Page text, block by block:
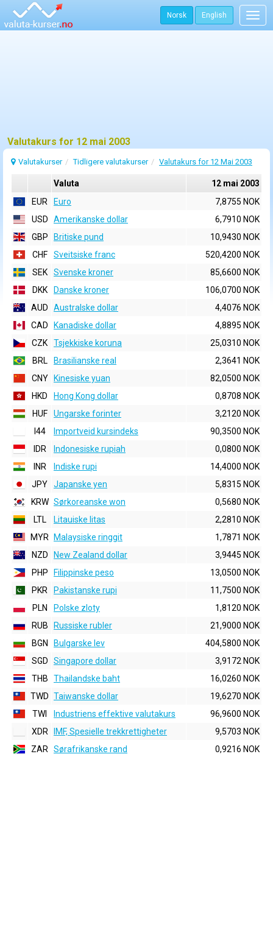
Norsk English
Valutakurs for 12 mai 2003
Valutakurser Tidligere valutakurser Valutakurs for 12 Mai 2003
Valuta
12 mai 2003
EUR
Euro
7,8755 NOK
USD
Amerikanske dollar
6,7910 NOK
GBP
Britiske pund
10,9430 NOK
CHF
Sveitsiske franc
520,4200 NOK
SEK
Svenske kroner
85,6600 NOK
DKK
Danske kroner
106,0700 NOK
AUD
Australske dollar
4,4076 NOK
CAD
Kanadiske dollar
4,8895 NOK
CZK
Tsjekkiske koruna
25,0310 NOK
BRL
Brasilianske real
2,3641 NOK
CNY
Kinesiske yuan
82,0500 NOK
HKD
Hong Kong dollar
0,8708 NOK
HUF
Ungarske forinter
3,2120 NOK
I44
Importveid kursindeks
90,3500 NOK
IDR
Indonesiske rupiah
0,0800 NOK
INR
Indiske rupi
14,4000 NOK
JPY
Japanske yen
5,8315 NOK
KRW Sørkoreanske won
0,5680 NOK
LTL
Litauiske litas
2,2810 NOK
MYR
Malaysiske ringgit
1,7871 NOK
NZD
New Zealand dollar
3,9445 NOK
PHP
Filippinske peso
13,0500 NOK
PKR
Pakistanske rupi
11,7500 NOK
PLN
Polske zloty
1,8120 NOK
RUB
Russiske rubler
21,9000 NOK
BGN
Bulgarske lev
404,5800 NOK
SGD
Singapore dollar
3,9172 NOK
THB
Thailandske baht
16,0260 NOK
TWD Taiwanske dollar
19,6270 NOK
TWI
Industriens effektive valutakurs
96,9600 NOK
XDR
IMF, Spesielle trekkrettigheter
9,5703 NOK
ZAR
Sørafrikanske rand 0,9216 NOK